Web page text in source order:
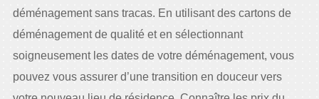
déménagement sans tracas. En utilisant des cartons de
déménagement de qualité et en sélectionnant
soigneusement les dates de votre déménagement, vous
pouvez vous assurer d’une transition en douceur vers